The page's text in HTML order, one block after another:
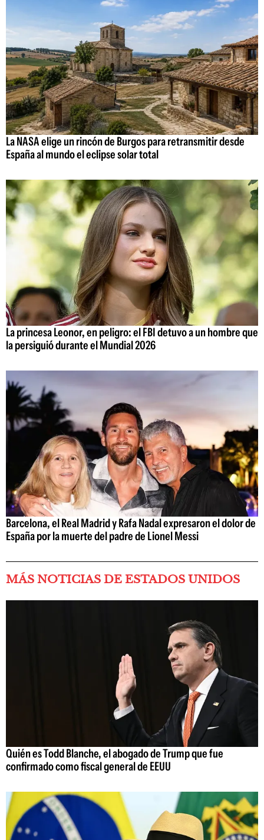
La NASA elige un rincón de Burgos para retransmitir desde
España al mundo el eclipse solar total
La princesa Leonor, en peligro: el FBI detuvo a un hombre que
la persiguió durante el Mundial 2026
Barcelona, el Real Madrid y Rafa Nadal expresaron el dolor de
España por la muerte del padre de Lionel Messi
MÁS NOTICIAS DE ESTADOS UNIDOS
Quién es Todd Blanche, el abogado de Trump que fue
confirmado como fiscal general de EEUU